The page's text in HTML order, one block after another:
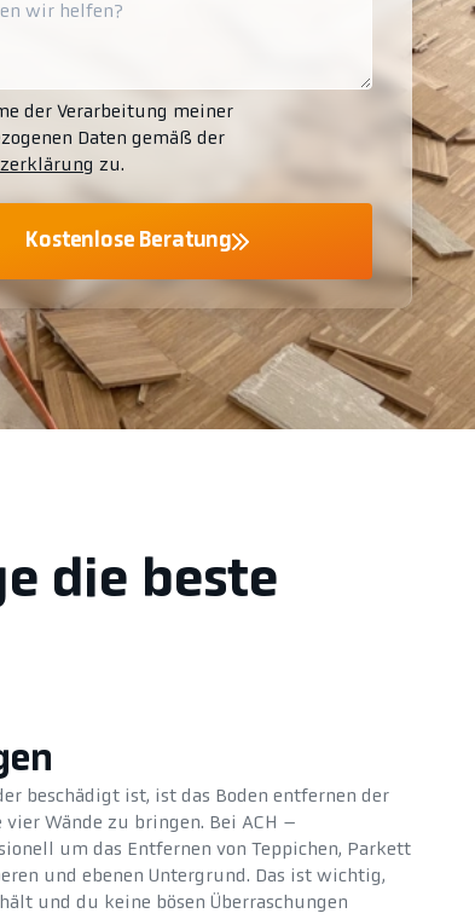
der Verarbeitung meiner
Daten gemäß der
zu.
Kostenlose Beratung
die beste
beschädigt ist, ist das Boden entfernen der
Wände zu bringen. Bei ACH –
um das Entfernen von Teppichen, Parkett
und ebenen Untergrund. Das ist wichtig,
und du keine bösen Überraschungen